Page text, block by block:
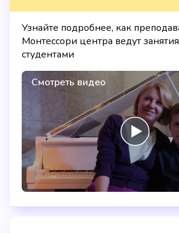
Узнайте подробнее, как
Монтессори центра ведут
студентами
Смотреть видео